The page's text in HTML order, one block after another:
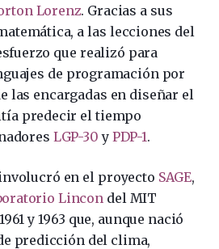
Lorenz. Gracias a sus
a las lecciones del
que realizó para
de programación por
las encargadas en diseñar el
predecir el tiempo
LGP-30 y PDP-1.
en el proyecto SAGE,
Lincon del MIT
y 1963 que, aunque nació
predicción del clima,